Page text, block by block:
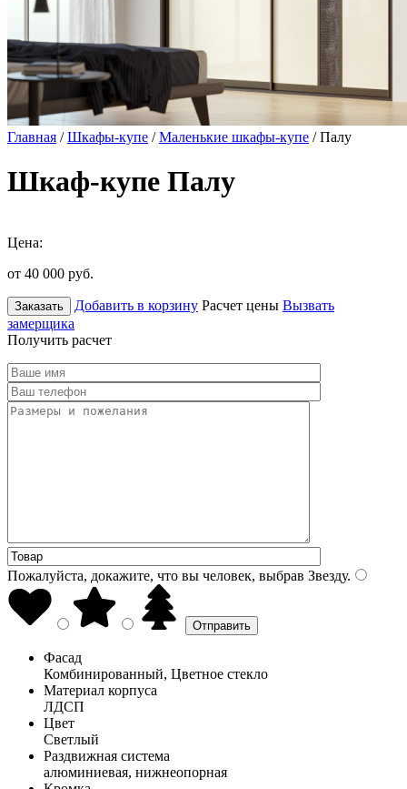
Главная /Шкафы-купе /Маленькие шкафы-купе / Палу
Шкаф-купе Палу
Цена:
от 40 000 руб.
Заказать Добавить в корзину Расчет цены Вызвать
замерщика
Получить расчет
Пожалуйста, докажите, что вы человек, выбрав Звезду.
Фасад
Комбинированный, Цветное стекло
Материал корпуса
ЛДСП
Цвет
Светлый
Раздвижная система
алюминиевая, нижнеопорная